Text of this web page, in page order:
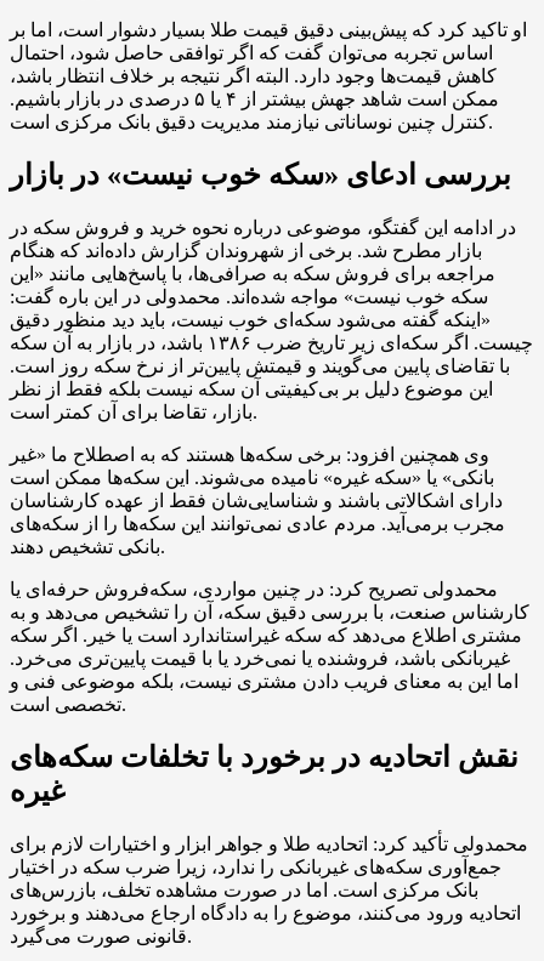
او تاکید کرد که پیش‌بینی دقیق قیمت طلا بسیار دشوار است، اما بر
اساس تجربه می‌توان گفت که اگر توافقی حاصل شود، احتمال
کاهش قیمت‌ها وجود دارد. البته اگر نتیجه بر خلاف انتظار باشد،
ممکن است شاهد جهش بیشتر از ۴ یا ۵ درصدی در بازار باشیم.
کنترل چنین نوساناتی نیازمند مدیریت دقیق بانک مرکزی است.
بررسی ادعای «سکه خوب نیست» در بازار
در ادامه این گفتگو، موضوعی درباره نحوه خرید و فروش سکه در
بازار مطرح شد. برخی از شهروندان گزارش داده‌اند که هنگام
مراجعه برای فروش سکه به صرافی‌ها، با پاسخ‌هایی مانند «این
سکه خوب نیست» مواجه شده‌اند. محمدولی در این باره گفت:
«اینکه گفته می‌شود سکه‌ای خوب نیست، باید دید منظور دقیق
چیست. اگر سکه‌ای زیر تاریخ ضرب ۱۳۸۶ باشد، در بازار به آن سکه
با تقاضای پایین می‌گویند و قیمتش پایین‌تر از نرخ سکه روز است.
این موضوع دلیل بر بی‌کیفیتی آن سکه نیست بلکه فقط از نظر
بازار، تقاضا برای آن کمتر است.
وی همچنین افزود: برخی سکه‌ها هستند که به اصطلاح ما «غیر
بانکی» یا «سکه غیره» نامیده می‌شوند. این سکه‌ها ممکن است
دارای اشکالاتی باشند و شناسایی‌شان فقط از عهده کارشناسان
مجرب برمی‌آید. مردم عادی نمی‌توانند این سکه‌ها را از سکه‌های
بانکی تشخیص دهند.
محمدولی تصریح کرد: در چنین مواردی، سکه‌فروش حرفه‌ای یا
کارشناس صنعت، با بررسی دقیق سکه، آن را تشخیص می‌دهد و به
مشتری اطلاع می‌دهد که سکه غیراستاندارد است یا خیر. اگر سکه
غیربانکی باشد، فروشنده یا نمی‌خرد یا با قیمت پایین‌تری می‌خرد.
اما این به معنای فریب دادن مشتری نیست، بلکه موضوعی فنی و
تخصصی است.
نقش اتحادیه در برخورد با تخلفات سکه‌های
غیره
محمدولی تأکید کرد: اتحادیه طلا و جواهر ابزار و اختیارات لازم برای
جمع‌آوری سکه‌های غیربانکی را ندارد، زیرا ضرب سکه در اختیار
بانک مرکزی است. اما در صورت مشاهده تخلف، بازرس‌های
اتحادیه ورود می‌کنند، موضوع را به دادگاه ارجاع می‌دهند و برخورد
قانونی صورت می‌گیرد.